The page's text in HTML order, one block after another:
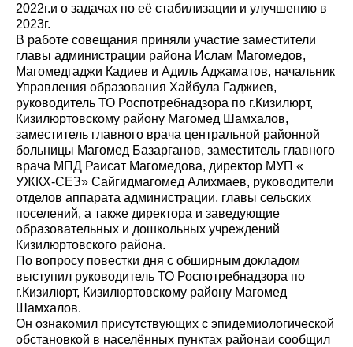
2022г.и о задачах по её стабилизации и улучшению в
2023г.
В работе совещания приняли участие заместители
главы администрации района Ислам Магомедов,
Магомедгаджи Кадиев и Адиль Аджаматов, начальник
Управления образования Хайбула Гаджиев,
руководитель ТО Роспотребнадзора по г.Кизилюрт,
Кизилюртовскому району Магомед Шамхалов,
заместитель главного врача центральной районной
больницы Магомед Базарганов, заместитель главного
врача МПД Раисат Магомедова, директор МУП «
УЖКХ-СЕЗ» Сайгидмагомед Алихмаев, руководители
отделов аппарата администрации, главы сельских
поселений, а также директора и заведующие
образовательных и дошкольных учреждений
Кизилюртовского района.
По вопросу повестки дня с обширным докладом
выступил руководитель ТО Роспотребнадзора по
г.Кизилюрт, Кизилюртовскому району Магомед
Шамхалов.
Он ознакомил присутствующих с эпидемиологической
обстановкой в населённых пунктах районаи сообщил